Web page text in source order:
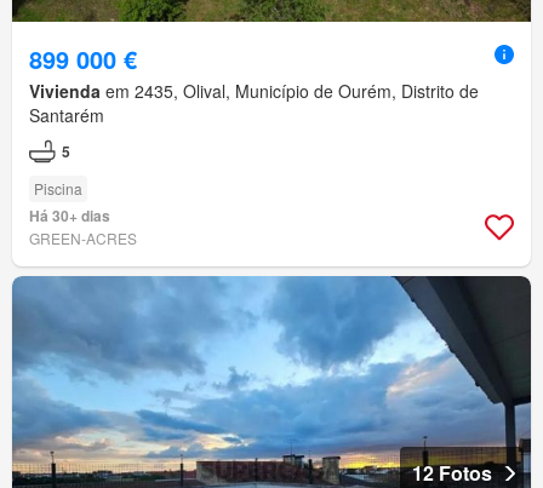
899 000 €
Vivienda em 2435, Olival, Município de Ourém, Distrito de
Santarém
5
Piscina
Há 30+ dias
GREEN-ACRES
12 Fotos